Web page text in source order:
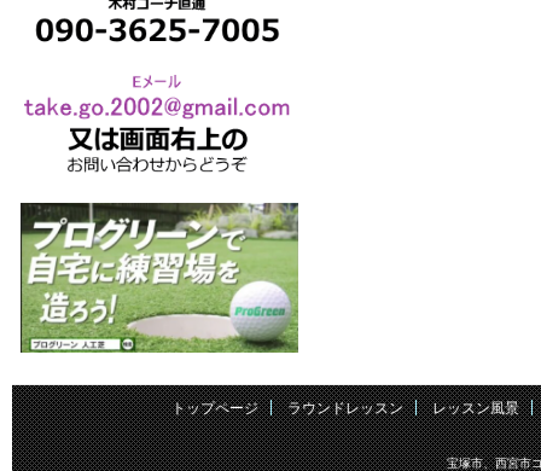
トップページ ラウンドレッスン レッスン風景
宝塚市、西宮市